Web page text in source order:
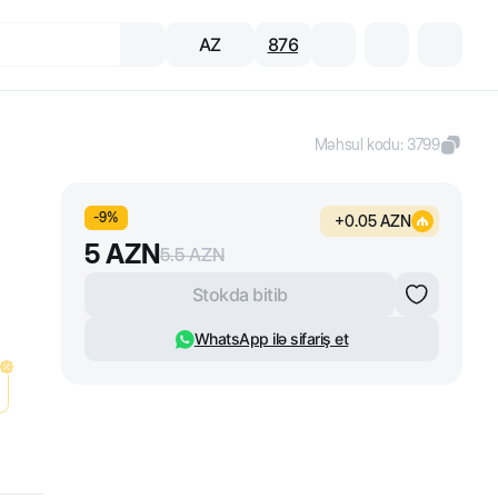
AZ 876
Məhsul kodu: 3799
-9% +0.05AZN
5AZN5.5 AZN
Stokda bitib
WhatsApp ilə sifariş et